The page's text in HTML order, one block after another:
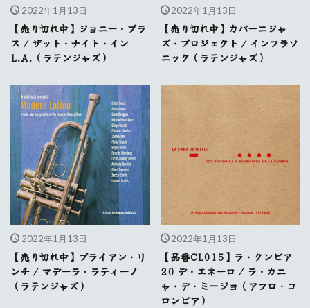
2022年1月13日
【売り切れ中】ジョニー・ブラ
ス / ザット・ナイト・イン
L.A.（ラテンジャズ）
2022年1月13日
【売り切れ中】カバーニジャ
ズ・プロジェクト / インフラソ
ニック（ラテンジャズ）
2022年1月13日
【売り切れ中】ブライアン・リ
ンチ / マデーラ・ラティーノ
（ラテンジャズ）
2022年1月13日
【品番CL015】ラ・クンビア
20 デ・エネーロ / ラ・カニ
ャ・デ・ミージョ（アフロ・コ
ロンビア）